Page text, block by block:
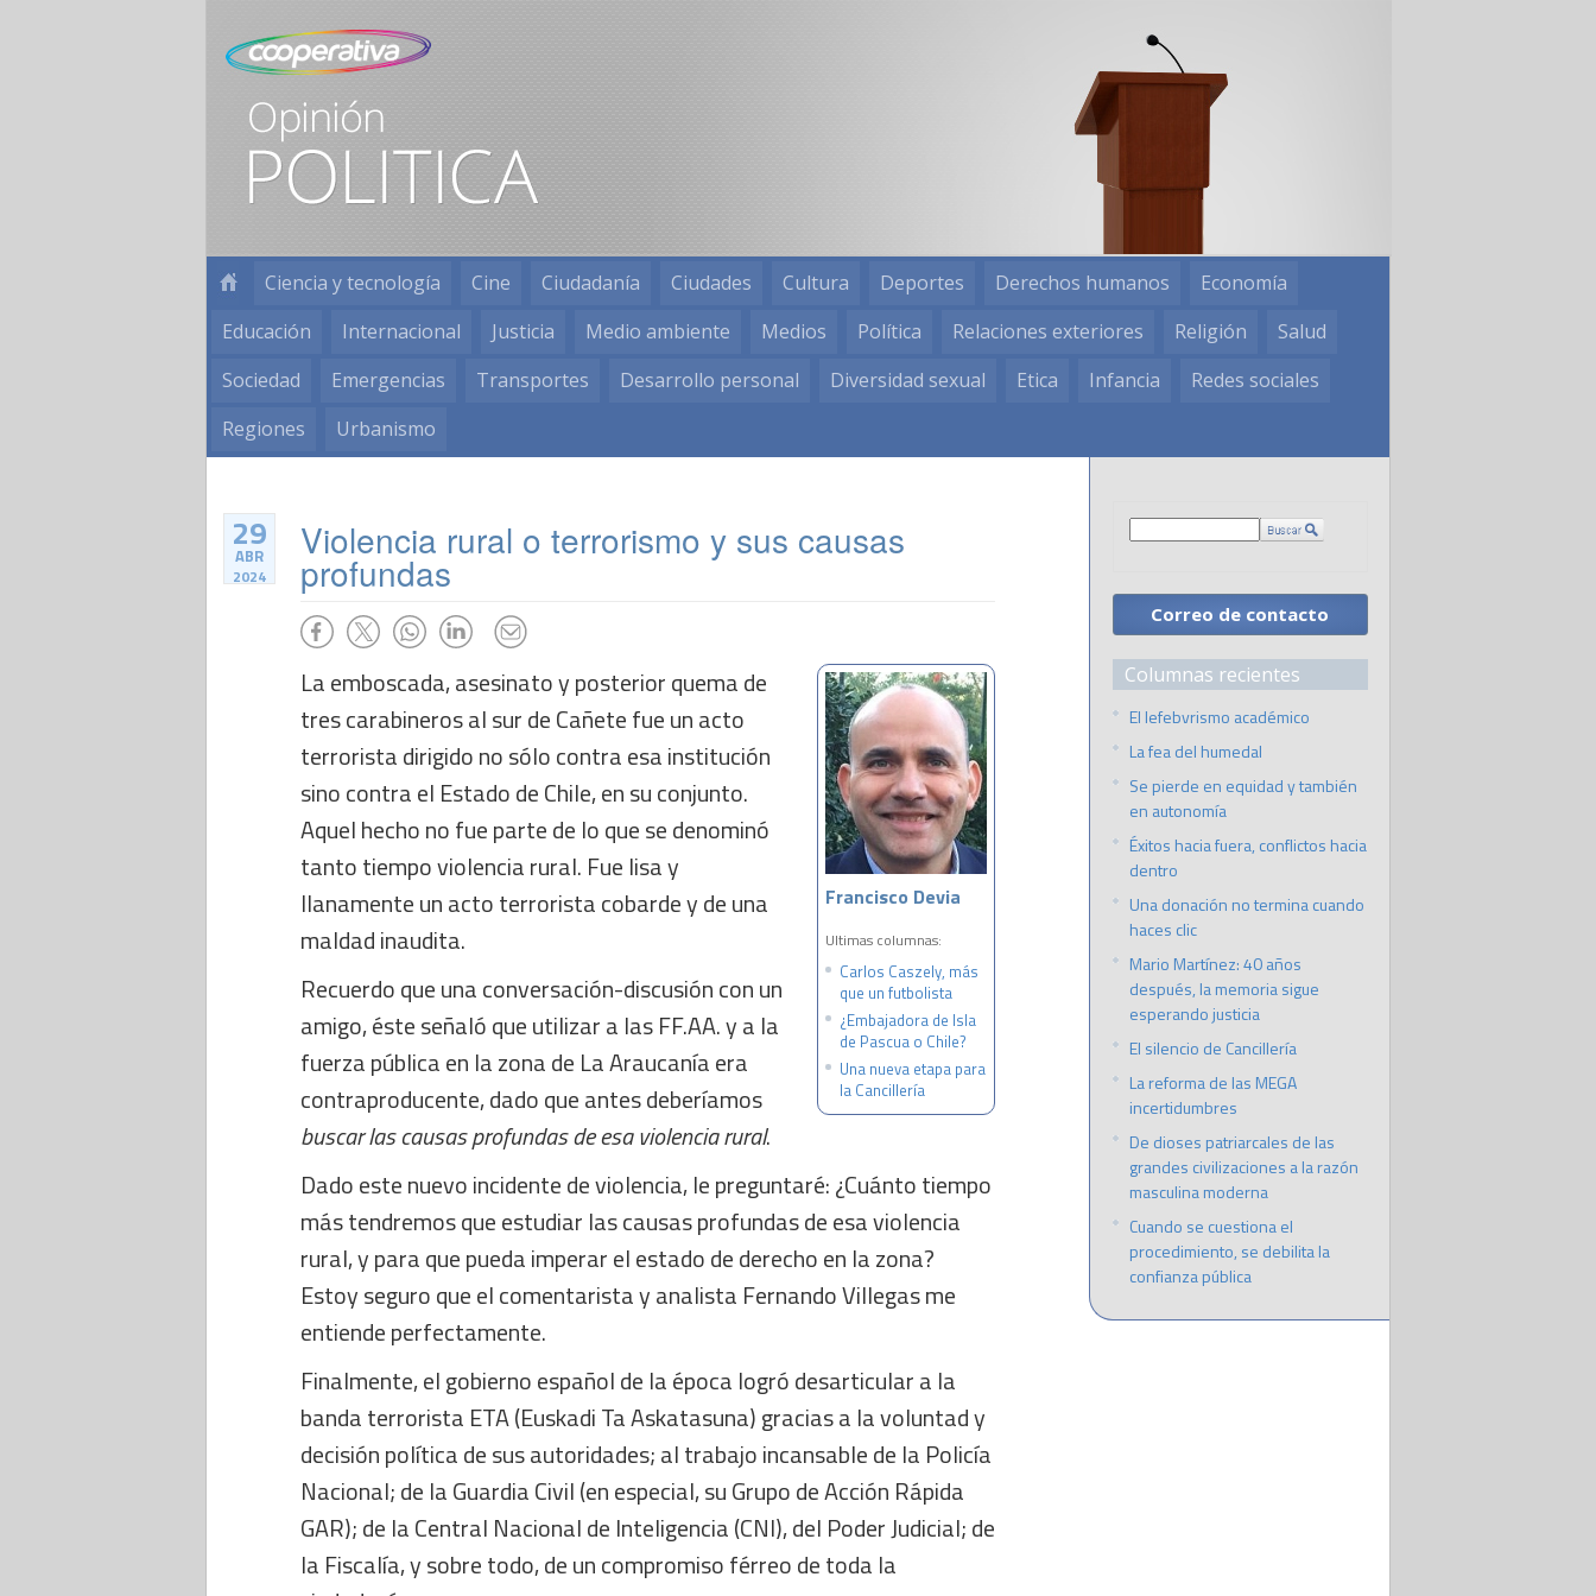
Ciencia y tecnología Cine Ciudadanía Ciudades Cultura Deportes Derechos humanos
Economía
Educación
Internacional Justicia Medio ambiente Medios Política Relaciones exteriores Religión
Salud
Sociedad
Emergencias Transportes Desarrollo personal Diversidad sexual Etica Infancia
Redes sociales
Regiones
Urbanismo
29
ABR
2024
Violencia rural o terrorismo y sus causas
profundas
Francisco Devia
Ultimas columnas:
Carlos Caszely, más
que un futbolista
¿Embajadora de Isla
de Pascua o Chile?
Una nueva etapa para
la Cancillería
La emboscada, asesinato y posterior quema de
tres carabineros al sur de Cañete fue un acto
terrorista dirigido no sólo contra esa institución
sino contra el Estado de Chile, en su conjunto.
Aquel hecho no fue parte de lo que se denominó
tanto tiempo violencia rural. Fue lisa y
llanamente un acto terrorista cobarde y de una
maldad inaudita.
Recuerdo que una conversación-discusión con un
amigo, éste señaló que utilizar a las FF.AA. y a la
fuerza pública en la zona de La Araucanía era
contraproducente, dado que antes deberíamos
buscar las causas profundas de esa violencia rural.
Dado este nuevo incidente de violencia, le preguntaré: ¿Cuánto tiempo
más tendremos que estudiar las causas profundas de esa violencia
rural, y para que pueda imperar el estado de derecho en la zona?
Estoy seguro que el comentarista y analista Fernando Villegas me
entiende perfectamente.
Finalmente, el gobierno español de la época logró desarticular a la
banda terrorista ETA (Euskadi Ta Askatasuna) gracias a la voluntad y
decisión política de sus autoridades; al trabajo incansable de la Policía
Nacional; de la Guardia Civil (en especial, su Grupo de Acción Rápida
GAR); de la Central Nacional de Inteligencia (CNI), del Poder Judicial; de
la Fiscalía, y sobre todo, de un compromiso férreo de toda la
Correo de contacto
Columnas recientes
El lefebvrismo académico
La fea del humedal
Se pierde en equidad y también
en autonomía
Éxitos hacia fuera, conflictos hacia
dentro
Una donación no termina cuando
haces clic
Mario Martínez: 40 años
después, la memoria sigue
esperando justicia
El silencio de Cancillería
La reforma de las MEGA
incertidumbres
De dioses patriarcales de las
grandes civilizaciones a la razón
masculina moderna
Cuando se cuestiona el
procedimiento, se debilita la
confianza pública